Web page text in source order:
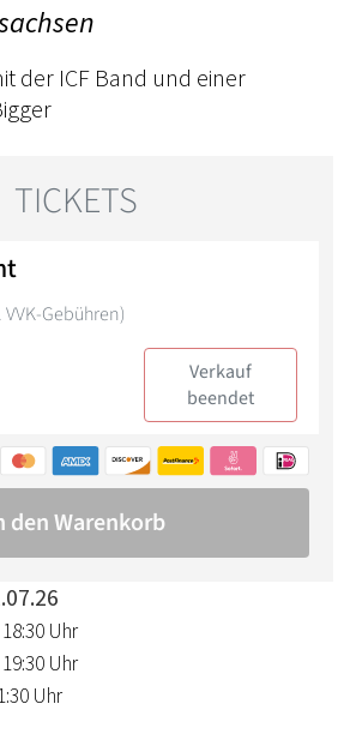
der ICF Band und einer
Uhr
Uhr
Uhr